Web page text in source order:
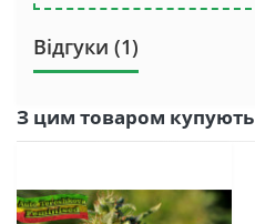
Відгуки (1)
З цим товаром купують